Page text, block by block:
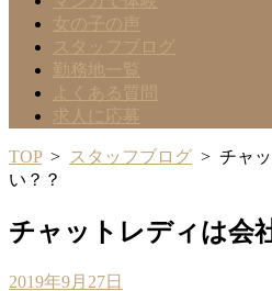
女の子の声
スタッフブログ
勤務地一覧
よくある質問
求人に応募
TOP> スタッフブログ > チャ
い？？
チャットレディは会
2019年9月27日